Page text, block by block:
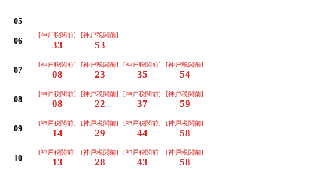
05
06
[神戸税関前]
33
[神戸税関前]
53
07
[神戸税関前]
08
[神戸税関前]
23
[神戸税関前]
35
[神戸税関前]
54
08
[神戸税関前]
08
[神戸税関前]
22
[神戸税関前]
37
[神戸税関前]
59
09
[神戸税関前]
14
[神戸税関前]
29
[神戸税関前]
44
[神戸税関前]
58
10
[神戸税関前]
13
[神戸税関前]
28
[神戸税関前]
43
[神戸税関前]
58